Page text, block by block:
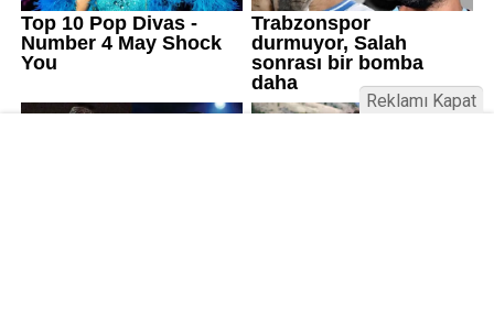
Reklamı Kapat